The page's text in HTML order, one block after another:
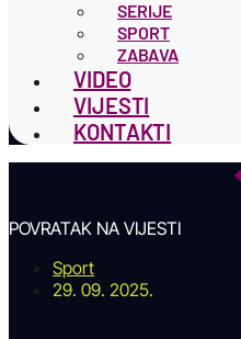
SERIJE
SPORT
ZABAVA
VIDEO
VIJESTI
KONTAKTI
POVRATAK NA VIJESTI
Sport
29. 09. 2025.